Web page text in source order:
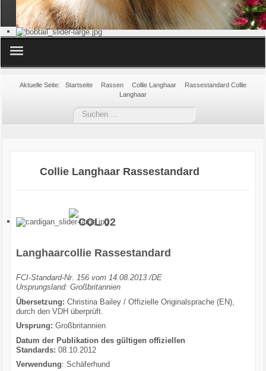
Club
Termine
Zucht
Hüten
Sport
Ausstellungen
Welpen
Download
Aktuelle Seite: Startseite Rassen Collie Langhaar
Rassestandard Collie
Langhaar
Suchen
Collie Langhaar Rassestandard
Langhaarcollie Rassestandard
FCI-Standard-Nr. 156 vom 14.08.2013 /DE
Ursprungsland: Großbritannien
Übersetzung: Christina Bailey / Offizielle Originalsprache (EN),
durch den VDH überprüft.
Ursprung: Großbritannien
Datum der Publikation des gültigen offiziellen
Standards: 08.10.2012
Verwendung: Schäferhund